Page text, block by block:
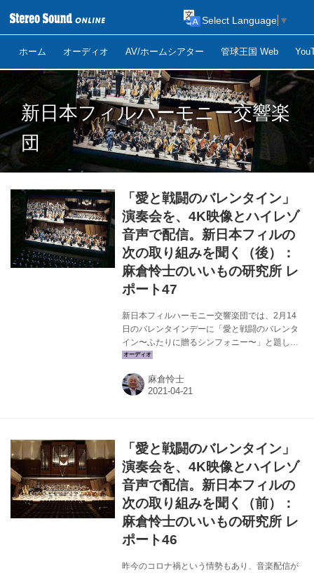
ホーム オーディオ AV/ホームシアター 管球王国 Web
Select Language ▼
新日本フィルハーモニー交響楽
団
「愛と戦闘のバレンタイン」
演奏会を、4K映像とハイレゾ
音声で配信。新日本フィルの
次の取り組みを聞く（後）：
麻倉怜士のいいもの研究所 レ
ポート47
新日本フィルハーモニー交響楽団では、2月14
日のバレンタインデーに「愛と戦闘のバレンタ
イン〜ふたりに贈るシンフォニー〜」と題した
演奏会を開催、同時にリアルタイムでの配信も
化事業」の一貫として開催されたもので、すみ
だトリフォニーホールでの演奏を4K映像と
たのかについて関係各位にインタビューをお願
いした。そして後日、麻倉さんのホームシアタ
ーで演奏会のアーカイブ配信を視聴し、会場の
雰囲気がどこまで再現できるかも検証して...
麻倉怜士
「愛と戦闘のバレンタイン」
演奏会を、4K映像とハイレゾ
音声で配信。新日本フィルの
次の取り組みを聞く（前）：
麻倉怜士のいいもの研究所 レ
ポート46
昨今のコロナ禍という情勢もあり、音楽配信が